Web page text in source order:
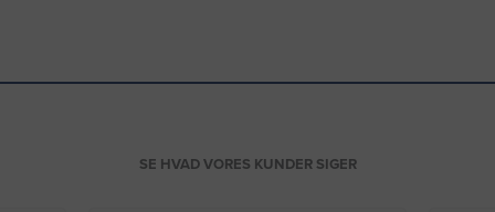
SE HVAD VORES KUNDER SIGER